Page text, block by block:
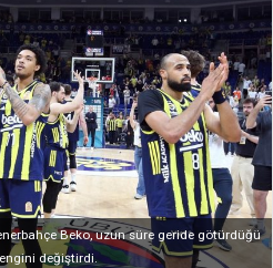
Beko, uzun süre geride götürdüğü
değiştirdi.